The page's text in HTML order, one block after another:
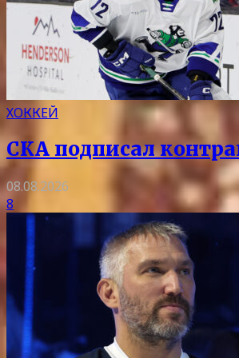
ХОККЕЙ
СКА подписал
08.08.2026
8